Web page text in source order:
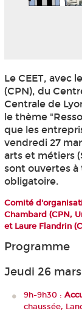
Le CEET, avec
(CPN), du
Centrale de
le thème
que les
vendredi 27
arts et métiers
sont ouvertes
obligatoire.
Comité
Chambard (CPN,
et Laure Flandrin
Programme
Jeudi 26
9h-9h30 :
chaussée,